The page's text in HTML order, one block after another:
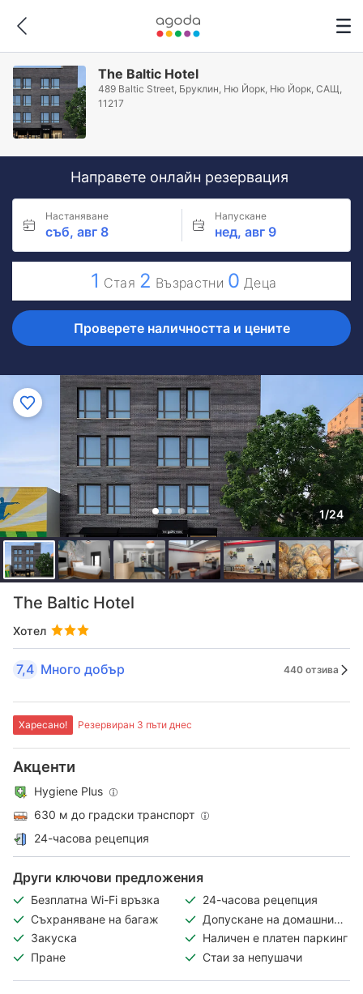
The Baltic Hotel
489 Baltic Street, Бруклин, Ню Йорк, Ню Йорк, САЩ,
11217
Направете онлайн резервация
Настаняване
съб, авг 8
Напускане
нед, авг 9
1 Стая 2 Възрастни 0 Деца
Проверете наличността и цените
1/24
The Baltic Hotel
Хотел
7,4 Много добър 440 отзива
Харесано! Резервиран 3 пъти днес
Акценти
Hygiene Plus
630 м до градски транспорт
24-часова рецепция
Други ключови предложения
Безплатна Wi-Fi връзка
24-часова рецепция
Съхраняване на багаж
Допускане на домашни
любимци
Закуска
Наличен е платен паркинг
Пране
Стаи за непушачи